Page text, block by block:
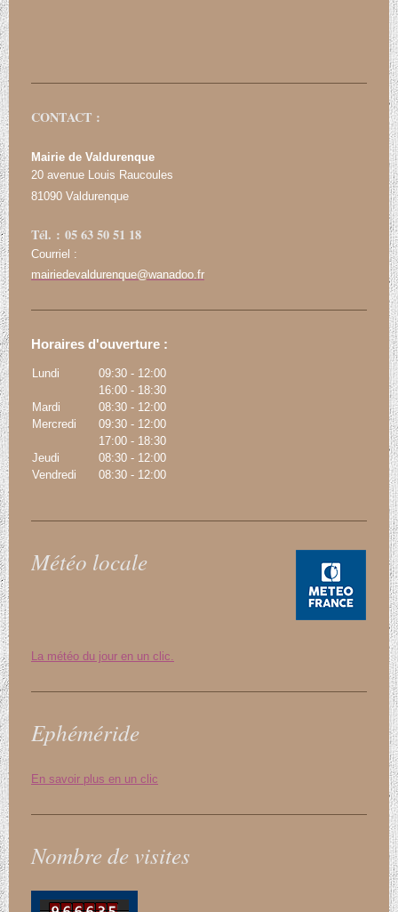
CONTACT :
Mairie de Valdurenque
20 avenue Louis Raucoules
81090 Valdurenque
Tél. : 05 63 50 51 18
Courriel :
mairiedevaldurenque@wanadoo.fr
Horaires d'ouverture :
Lundi 09:30 - 12:00
16:00 - 18:30
Mardi
08:30 - 12:00
Mercredi
09:30 - 12:00
17:00 - 18:30
Jeudi
08:30 - 12:00
Vendredi
08:30 - 12:00
Météo locale
La météo du jour en un clic.
Ephéméride
En savoir plus en un clic
Nombre de visites